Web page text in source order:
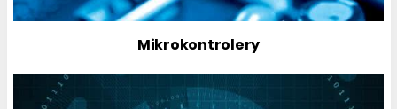
Mikrokontrolery